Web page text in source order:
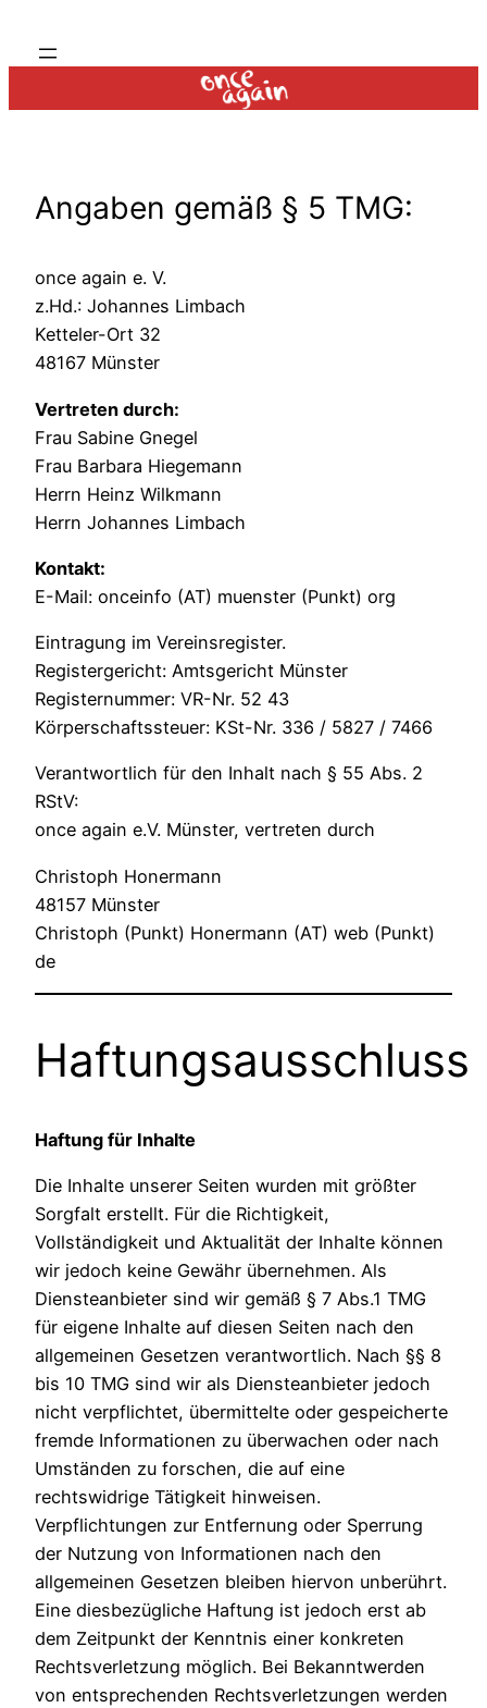
Inhalt
Angaben gemäß § 5 TMG:
once again e. V.
z.Hd.: Johannes Limbach
Ketteler-Ort 32
48167 Münster
Vertreten durch:
Frau Sabine Gnegel
Frau Barbara Hiegemann
Herrn Heinz Wilkmann
Herrn Johannes Limbach
Kontakt:
E-Mail: onceinfo (AT) muenster (Punkt) org
Eintragung im Vereinsregister.
Registergericht: Amtsgericht Münster
Registernummer: VR-Nr. 52 43
Körperschaftssteuer: KSt-Nr. 336 / 5827 / 7466
Verantwortlich für den Inhalt nach § 55 Abs. 2
RStV:
once again e.V. Münster, vertreten durch
Christoph Honermann
48157 Münster
Christoph (Punkt) Honermann (AT) web (Punkt)
de
Haftungsausschluss
Haftung für Inhalte
Die Inhalte unserer Seiten wurden mit größter
Sorgfalt erstellt. Für die Richtigkeit,
Vollständigkeit und Aktualität der Inhalte können
wir jedoch keine Gewähr übernehmen. Als
Diensteanbieter sind wir gemäß § 7 Abs.1 TMG
für eigene Inhalte auf diesen Seiten nach den
allgemeinen Gesetzen verantwortlich. Nach §§ 8
bis 10 TMG sind wir als Diensteanbieter jedoch
nicht verpflichtet, übermittelte oder gespeicherte
fremde Informationen zu überwachen oder nach
Umständen zu forschen, die auf eine
rechtswidrige Tätigkeit hinweisen.
Verpflichtungen zur Entfernung oder Sperrung
der Nutzung von Informationen nach den
allgemeinen Gesetzen bleiben hiervon unberührt.
Eine diesbezügliche Haftung ist jedoch erst ab
dem Zeitpunkt der Kenntnis einer konkreten
Rechtsverletzung möglich. Bei Bekanntwerden
von entsprechenden Rechtsverletzungen werden